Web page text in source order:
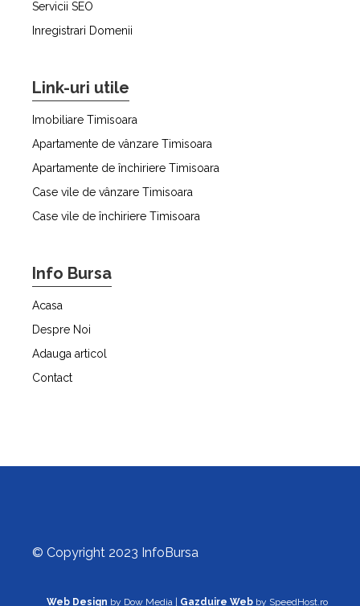
Servicii SEO
Inregistrari Domenii
Link-uri utile
Imobiliare Timisoara
Apartamente de vânzare Timisoara
Apartamente de închiriere Timisoara
Case vile de vânzare Timisoara
Case vile de închiriere Timisoara
Info Bursa
Acasa
Despre Noi
Adauga articol
Contact
© Copyright 2023 InfoBursa
Web Design by Dow Media | Gazduire Web by SpeedHost.ro